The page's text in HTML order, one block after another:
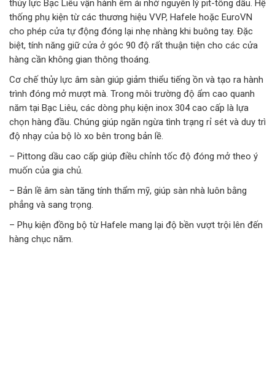
thủy lực Bạc Liêu vận hành êm ái nhờ nguyên lý pit-tông dầu. Hệ
thống phụ kiện từ các thương hiệu VVP, Hafele hoặc EuroVN
cho phép cửa tự động đóng lại nhẹ nhàng khi buông tay. Đặc
biệt, tính năng giữ cửa ở góc 90 độ rất thuận tiện cho các cửa
hàng cần không gian thông thoáng.
Cơ chế thủy lực âm sàn giúp giảm thiểu tiếng ồn và tạo ra hành
trình đóng mở mượt mà. Trong môi trường độ ẩm cao quanh
năm tại Bạc Liêu, các dòng phụ kiện inox 304 cao cấp là lựa
chọn hàng đầu. Chúng giúp ngăn ngừa tình trạng rỉ sét và duy trì
độ nhạy của bộ lò xo bên trong bản lề.
– Pittong dầu cao cấp giúp điều chỉnh tốc độ đóng mở theo ý
muốn của gia chủ.
– Bản lề âm sàn tăng tính thẩm mỹ, giúp sàn nhà luôn bằng
phẳng và sang trọng.
– Phụ kiện đồng bộ từ Hafele mang lại độ bền vượt trội lên đến
hàng chục năm.